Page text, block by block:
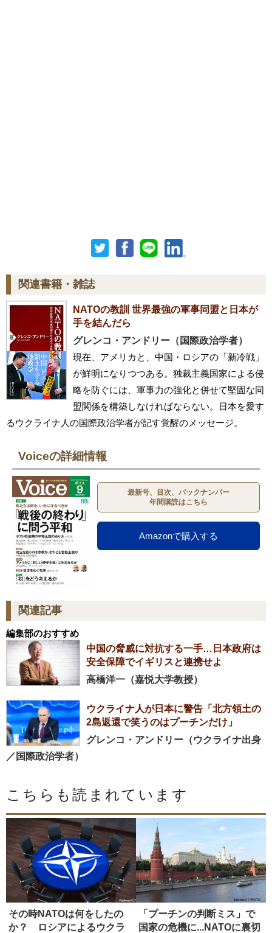
関連書籍・雑誌
NATOの教訓 世界最強の軍事同盟と日本が
手を結んだら
グレンコ・アンドリー（国際政治学者）
現在、アメリカと、中国・ロシアの「新冷戦」
が鮮明になりつつある。独裁主義国家による侵
略を防ぐには、軍事力の強化と併せて堅固な同
盟関係を構築しなければならない。日本を愛す
るウクライナ人の国際政治学者が記す覚醒のメッセージ。
Voiceの詳細情報
最新号、目次、バックナンバー
年間購読はこちら
Amazonで購入する
関連記事
編集部のおすすめ
中国の脅威に対抗する一手…日本政府は
安全保障でイギリスと連携せよ
高橋洋一（嘉悦大学教授）
ウクライナ人が日本に警告「北方領土の
2島返還で笑うのはプーチンだけ」
グレンコ・アンドリー（ウクライナ出身
／国際政治学者）
こちらも読まれています
その時NATOは何をしたの
か？ ロシアによるウクラ
「プーチンの判断ミス」で
国家の危機に...NATOに裏切